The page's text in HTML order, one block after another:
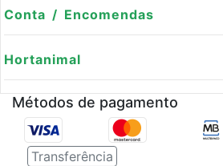
Conta / Encomendas
Hortanimal
Métodos de pagamento
Transferência